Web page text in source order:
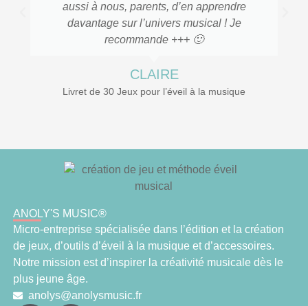
aussi à nous, parents, d’en apprendre
davantage sur l’univers musical ! Je
recommande +++ 🙂
CLAIRE
Livret de 30 Jeux pour l’éveil à la musique
ANOLY'S MUSIC®
Micro-entreprise spécialisée dans l’édition et la création
de jeux, d’outils d’éveil à la musique et d’accessoires.
Notre mission est d’inspirer la créativité musicale dès le
plus jeune âge.
anolys@anolysmusic.fr